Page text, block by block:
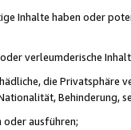
Inhalte haben oder
verleumderische
die Privatsphäre
Behinderung,
oder ausführen;